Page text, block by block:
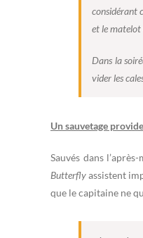
considérant
et le matelot
Dans la
vider les
Un sauvetage
Sauvés dans
Butterflyassistent
que le capitaine ne